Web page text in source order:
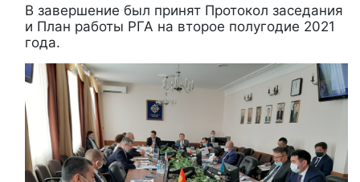
В завершение был принят Протокол заседания
и План работы РГА на второе полугодие 2021
года.